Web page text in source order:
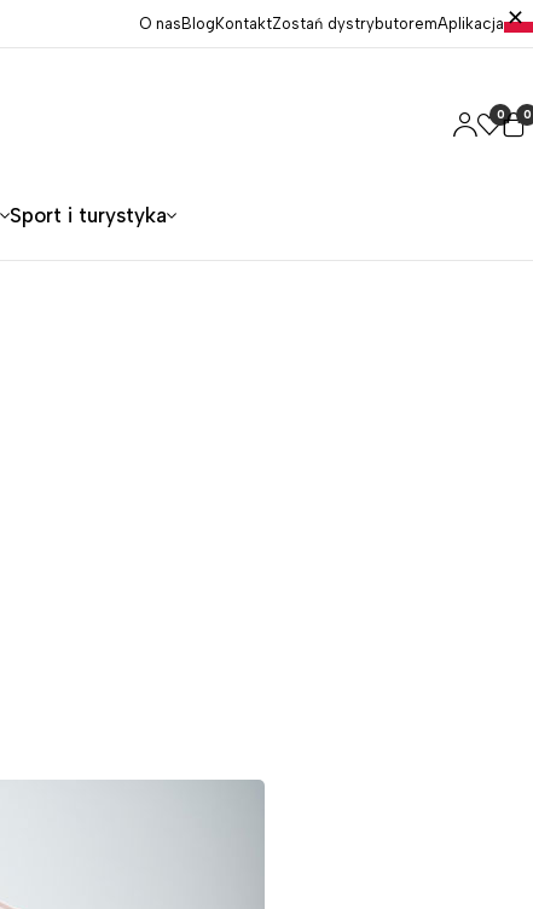
O nas Blog KontaktZostań dystrybutoremAplikacja
0 0
Sport i turystyka